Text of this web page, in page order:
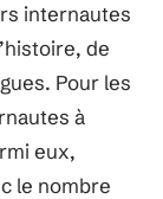
internautes
de
Pour les
à
eux,
le nombre